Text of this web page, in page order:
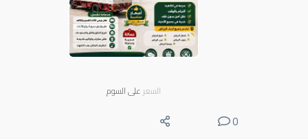
السعر على السوم
0